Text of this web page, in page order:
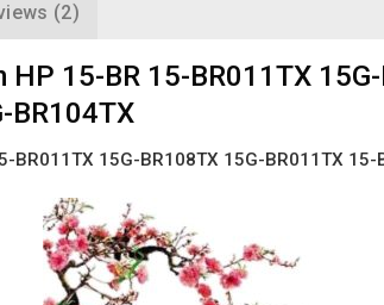
(2)
HP 15-BR 15-BR011TX
BR104TX
BR011TX 15G-BR108TX 15G-BR011TX 15-